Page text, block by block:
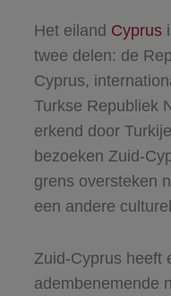
Het eiland Cyprus
twee delen: de
Cyprus,
Turkse Republiek
erkend door
bezoeken Zuid-
grens oversteken
een andere
Zuid-Cyprus heeft
adembenemende